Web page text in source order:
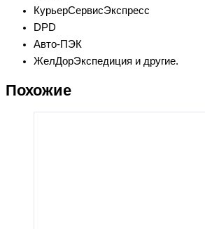
КурьерСервисЭкспресс
DPD
Авто-ПЭК
ЖелДорЭкспедиция и другие.
Похожие